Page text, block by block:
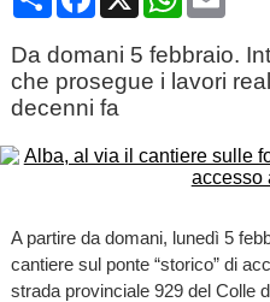
Da domani 5 febbraio.
che prosegue i lavori
decenni fa
A partire da domani, lunedì 5
cantiere sul ponte “storico” di
strada provinciale 929 del Colle